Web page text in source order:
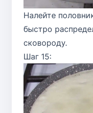
Налейте
быстро
сковороду.
Шаг 15: